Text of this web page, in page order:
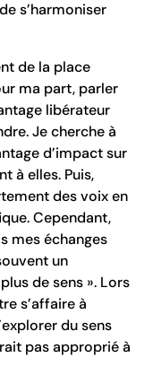
s’harmoniser
de la place
ma part, parler
libérateur
Je cherche à
d’impact sur
à elles. Puis,
des voix en
Cependant,
mes échanges
un
de sens ». Lors
s’affaire à
du sens
pas approprié à